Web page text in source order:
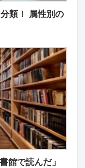
類！ 属性別の
館で読んだ」